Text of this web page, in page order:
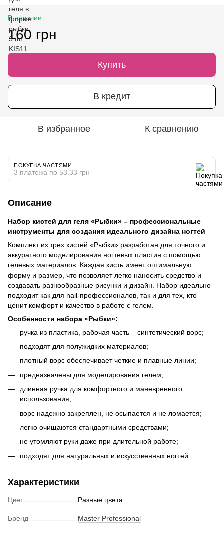
В наличии
160 грн
Купить
В кредит
В избранное К сравнению
ПОКУПКА ЧАСТЯМИ
3 платежа по 53.33 грн
Описание
Набор кистей для геля «Рыбки» – профессиональные
инструменты для создания идеального дизайна ногтей
Комплект из трех кистей «Рыбки» разработан для точного и
аккуратного моделирования ногтевых пластин с помощью
гелевых материалов. Каждая кисть имеет оптимальную
форму и размер, что позволяет легко наносить средство и
создавать разнообразные рисунки и дизайн. Набор идеально
подходит как для nail-профессионалов, так и для тех, кто
ценит комфорт и качество в работе с гелем.
Особенности набора «Рыбки»:
ручка из пластика, рабочая часть – синтетический ворс;
подходят для полужидких материалов;
плотный ворс обеспечивает четкие и плавные линии;
предназначены для моделирования гелем;
длинная ручка для комфортного и маневренного
использования;
ворс надежно закреплен, не осыпается и не ломается;
легко очищаются стандартными средствами;
не утомляют руки даже при длительной работе;
подходят для натуральных и искусственных ногтей.
Характеристики
Цвет Разные цвета
Бренд Master Professional